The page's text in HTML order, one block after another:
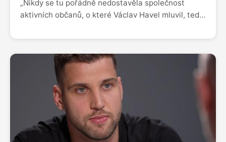
„Nikdy se tu pořádně nedostavěla společnost
aktivních občanů, o které Václav Havel mluvil, tedy
Proto teď všichni máme pocit, že náš stát snad ani
diplomatka Monika MacDonagh Pajerová v dalším
ze série rozhovorů připomínajících blížící se 90.
výročí Havlova narození. „V jednu chvíli se rozhodl,
že bude prezidentem, a na to se koncentroval. A
když jsme ho v roce 1992 jako Občanské hnutí
naléhavě žádali, aby nám pomohl, odmítl to. Tvrdil
nám, že v zemi strašně potřebujeme někoho